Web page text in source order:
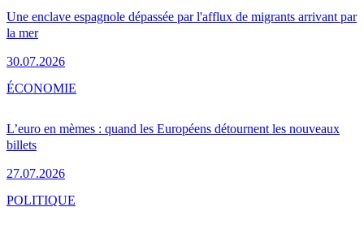
Une enclave espagnole dépassée par l'afflux de migrants arrivant par
la mer
30.07.2026
L’euro en mèmes : quand les Européens détournent les nouveaux
billets
27.07.2026
ÉCONOMIE
POLITIQUE